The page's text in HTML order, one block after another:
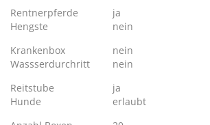
Rentnerpferde
ja
Hengste
nein
Krankenbox
nein
Wassserdurchritt
nein
Reitstube
ja
Hunde
erlaubt